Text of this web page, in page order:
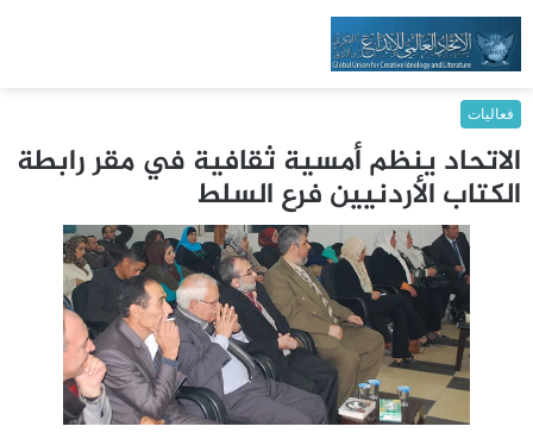
فعاليات
الاتحاد ينظم أمسية ثقافية في مقر رابطة
الكتاب الأردنيين فرع السلط